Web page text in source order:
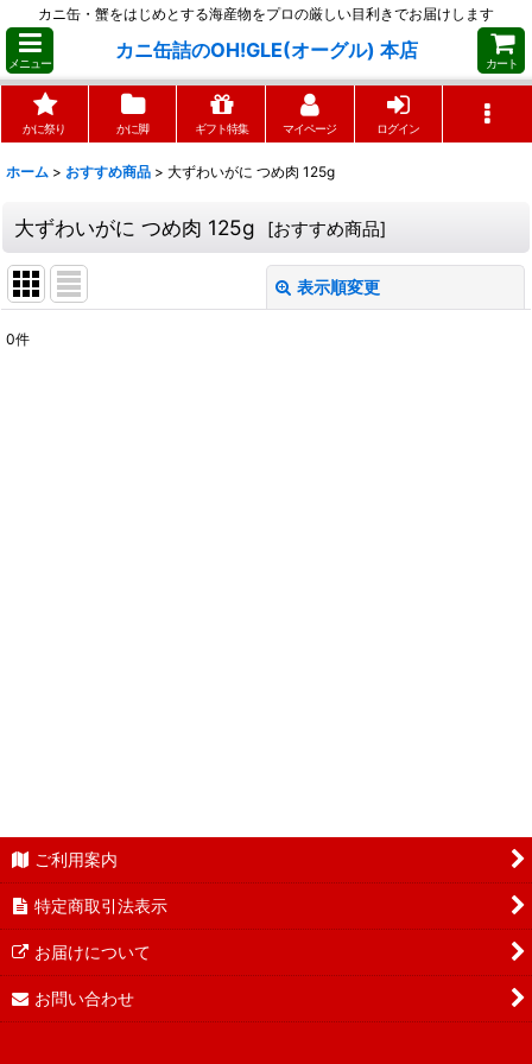
カニ缶・蟹をはじめとする海産物をプロの厳しい目利きでお届けします
メニュー
カニ缶詰のOH!GLE(オーグル) 本店
カート
かに祭り かに脚 ギフト特集 マイページ ログイン
ホーム > おすすめ商品 > 大ずわいがに つめ肉 125g
大ずわいがに つめ肉 125g [おすすめ商品]
表示順変更
0件
ご利用案内
特定商取引法表示
お届けについて
お問い合わせ